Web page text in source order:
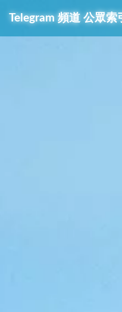
Telegram 頻道 公眾索